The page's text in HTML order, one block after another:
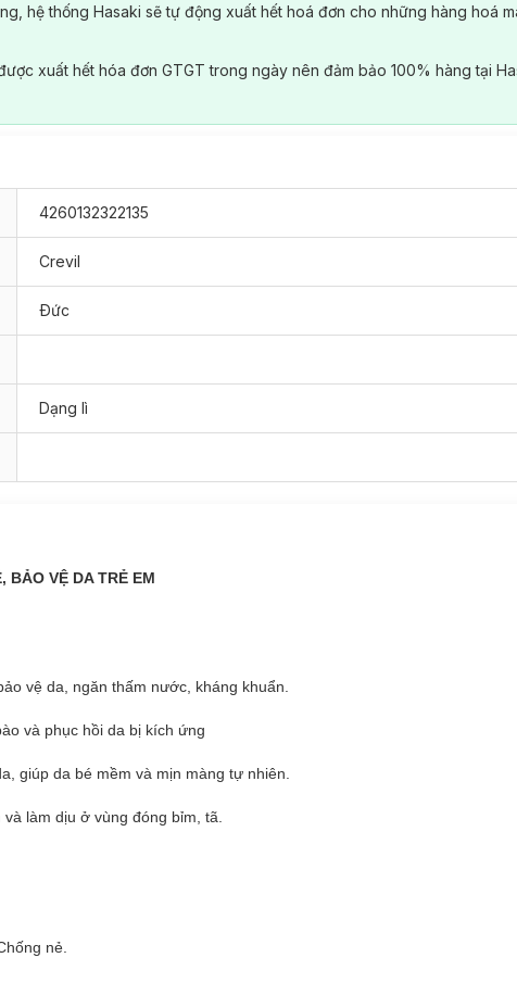
hệ thống Hasaki sẽ tự động xuất hết hoá đơn cho những hàng hoá
xuất hết hóa đơn GTGT trong ngày nên đảm bảo 100% hàng tại
4260132322135
Crevil
Ðức
Dạng lì
BẢO VỆ DA TRẺ EM
vệ da, ngăn thấm nước, kháng khuẩn.
và phục hồi da bị kích ứng
giúp da bé mềm và mịn màng tự nhiên.
làm dịu ở vùng đóng bỉm, tã.
nẻ.